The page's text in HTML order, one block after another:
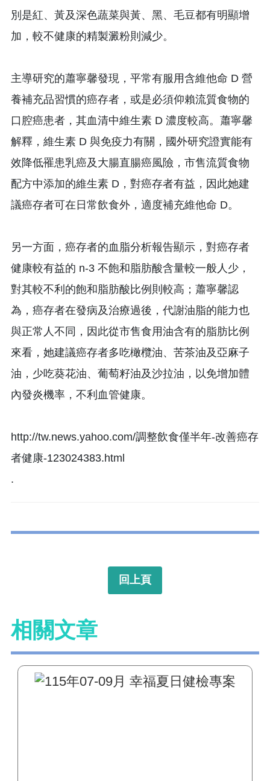
別是紅、黃及深色蔬菜與黃、黑、毛豆都有明顯增
加，較不健康的精製澱粉則減少。
主導研究的蕭寧馨發現，平常有服用含維他命 D 營
養補充品習慣的癌存者，或是必須仰賴流質食物的
口腔癌患者，其血清中維生素 D 濃度較高。蕭寧馨
解釋，維生素 D 與免疫力有關，國外研究證實能有
效降低罹患乳癌及大腸直腸癌風險，市售流質食物
配方中添加的維生素 D，對癌存者有益，因此她建
議癌存者可在日常飲食外，適度補充維他命 D。
另一方面，癌存者的血脂分析報告顯示，對癌存者
健康較有益的 n-3 不飽和脂肪酸含量較一般人少，
對其較不利的飽和脂肪酸比例則較高；蕭寧馨認
為，癌存者在發病及治療過後，代謝油脂的能力也
與正常人不同，因此從市售食用油含有的脂肪比例
來看，她建議癌存者多吃橄欖油、苦茶油及亞麻子
油，少吃葵花油、葡萄籽油及沙拉油，以免增加體
內發炎機率，不利血管健康。
http://tw.news.yahoo.com/調整飲食僅半年-改善癌存
者健康-123024383.html
.
回上頁
相關文章